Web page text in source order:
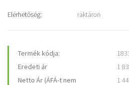
Elérhetőség: raktáron
Termék kódja:
Eredeti ár
1
Netto Ár (ÁFÁ-t nem
1